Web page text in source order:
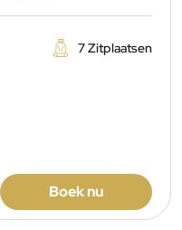
7 Zitplaatsen
Boek nu